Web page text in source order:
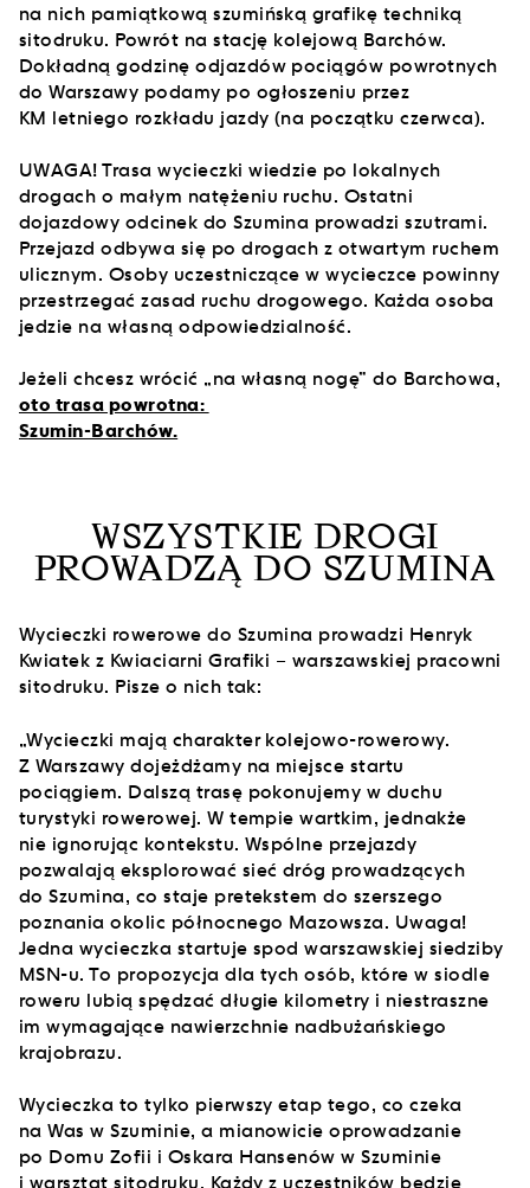
na nich pamiątkową szumińską grafikę techniką
sitodruku. Powrót na stację kolejową Barchów.
Dokładną godzinę odjazdów pociągów powrotnych
do Warszawy podamy po ogłoszeniu przez
KM letniego rozkładu jazdy (na początku czerwca).
UWAGA! Trasa wycieczki wiedzie po lokalnych
drogach o małym natężeniu ruchu. Ostatni
dojazdowy odcinek do Szumina prowadzi szutrami.
Przejazd odbywa się po drogach z otwartym ruchem
ulicznym. Osoby uczestniczące w wycieczce powinny
przestrzegać zasad ruchu drogowego. Każda osoba
jedzie na własną odpowiedzialność.
Jeżeli chcesz wrócić „na własną nogę” do Barchowa,
oto trasa powrotna:
Szumin-Barchów.
WSZYSTKIE DROGI
PROWADZĄ DO SZUMINA
Wycieczki rowerowe do Szumina prowadzi Henryk
Kwiatek z Kwiaciarni Grafiki – warszawskiej pracowni
sitodruku. Pisze o nich tak:
„Wycieczki mają charakter kolejowo-rowerowy.
Z Warszawy dojeżdżamy na miejsce startu
pociągiem. Dalszą trasę pokonujemy w duchu
turystyki rowerowej. W tempie wartkim, jednakże
nie ignorując kontekstu. Wspólne przejazdy
pozwalają eksplorować sieć dróg prowadzących
do Szumina, co staje pretekstem do szerszego
poznania okolic północnego Mazowsza. Uwaga!
Jedna wycieczka startuje spod warszawskiej siedziby
MSN-u. To propozycja dla tych osób, które w siodle
roweru lubią spędzać długie kilometry i niestraszne
im wymagające nawierzchnie nadbużańskiego
krajobrazu.
Wycieczka to tylko pierwszy etap tego, co czeka
na Was w Szuminie, a mianowicie oprowadzanie
po Domu Zofii i Oskara Hansenów w Szuminie
i warsztat sitodruku. Każdy z uczestników będzie